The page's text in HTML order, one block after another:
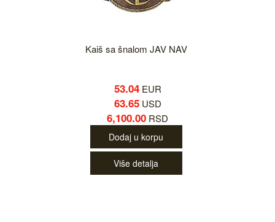
Kaiš sa šnalom JAV NAV
53.04EUR
63.65USD
6,100.00 RSD
Dodaj u korpu
Više detalja